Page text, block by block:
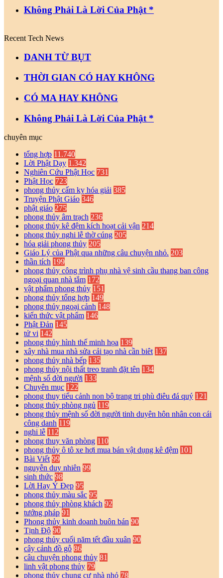
Không Phải Là Lời Của Phật *
Recent Tech News
DANH TỪ BỤT
THỜI GIAN CÓ HAY KHÔNG
CÓ MA HAY KHÔNG
Không Phải Là Lời Của Phật *
chuyên mục
tổng hợp 11.740
Lời Phật Dạy 1.342
Nghiên Cứu Phật Học 731
Phật Học 723
phong thủy cấm kỵ hóa giải 385
Truyện Phật Giáo 346
phật giáo 275
phong thủy âm trạch 236
phong thủy kê đệm kích hoạt cải vận 214
phong thủy nghi lễ thờ cúng 205
hóa giải phong thủy 205
Giáo Lý của Phật qua những câu chuyện nhỏ. 203
thần tích 199
phong thủy công trình phụ nhà vệ sinh cầu thang ban công
ngoại quan nhà tắm 172
vật phẩm phong thủy 151
phong thủy tổng hợp 149
phong thủy ngoại cảnh 148
kiến thức vật phẩm 146
Phật Đản 145
tử vi 142
phong thủy hình thế minh họa 139
xây nhà mua nhà sửa cải tạo nhà cần biêt 137
phong thủy nhà bếp 135
phong thủy nội thất treo tranh đặt tên 134
mệnh số đời người 133
Chuyên mục 122
phong thuy tiểu cảnh non bộ trang tri phù điêu đá quý 121
phong thủy phòng ngủ 119
phong thủy mệnh số đời người tinh duyên hôn nhân con cái
công danh 119
nghi lễ 112
phong thuy văn phòng 110
phong thủy ô tô xe hơi mua bán vật dụng kê đệm 101
Bài Viết 99
nguyễn duy nhiên 99
sinh thức 98
Lời Hay Ý Đẹp 95
phong thủy màu sắc 95
phong thủy phòng khách 92
tướng pháp 91
Phong thủy kinh doanh buôn bán 90
Tịnh Độ 90
phong thủy cuối năm tết đầu xuân 90
cây cảnh đồ gỗ 86
câu chuyện phong thủy 81
linh vật phong thủy 79
phong thủy chung cư nhà nhỏ 78